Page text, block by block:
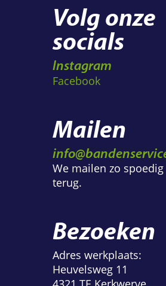
Volg onze
socials
Instagram
Facebook
Mailen
We mailen zo
terug.
Bezoeken
Adres werkplaats:
Heuvelsweg 11